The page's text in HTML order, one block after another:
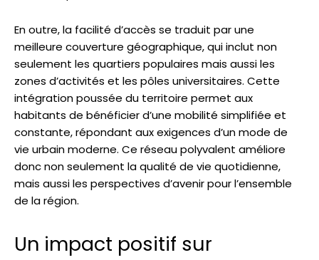
En outre, la facilité d’accès se traduit par une
meilleure couverture géographique, qui inclut non
seulement les quartiers populaires mais aussi les
zones d’activités et les pôles universitaires. Cette
intégration poussée du territoire permet aux
habitants de bénéficier d’une mobilité simplifiée et
constante, répondant aux exigences d’un mode de
vie urbain moderne. Ce réseau polyvalent améliore
donc non seulement la qualité de vie quotidienne,
mais aussi les perspectives d’avenir pour l’ensemble
de la région.
Un impact positif sur